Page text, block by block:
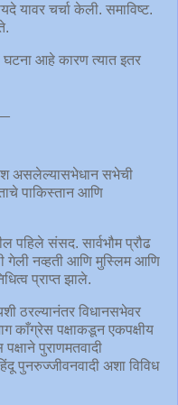
चर्चा केली. समाविष्ट.
घटना आहे कारण त्यात इतर
असलेल्यासभेधान सभेची
पाकिस्तान आणि
पहिले संसद. सार्वभौम प्रौढ
गेली नव्हती आणि मुस्लिम आणि
प्राप्त झाले.
ठरल्यानंतर विधानसभेवर
काँग्रेस पक्षाकडून एकपक्षीय
पुराणमतवादी
पुनरुज्जीवनवादी अशा विविध